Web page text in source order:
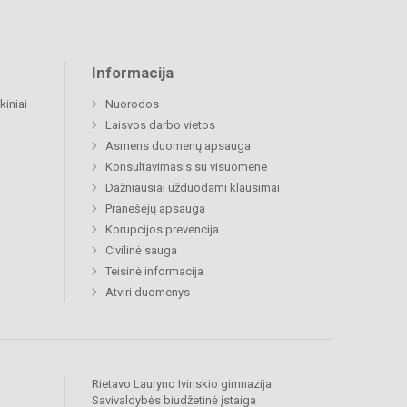
Informacija
Nuorodos
Laisvos darbo vietos
Asmens duomenų apsauga
Konsultavimasis su visuomene
Dažniausiai užduodami klausimai
Pranešėjų apsauga
Korupcijos prevencija
Civilinė sauga
Teisinė informacija
Atviri duomenys
Rietavo Lauryno Ivinskio gimnazija
Savivaldybės biudžetinė įstaiga